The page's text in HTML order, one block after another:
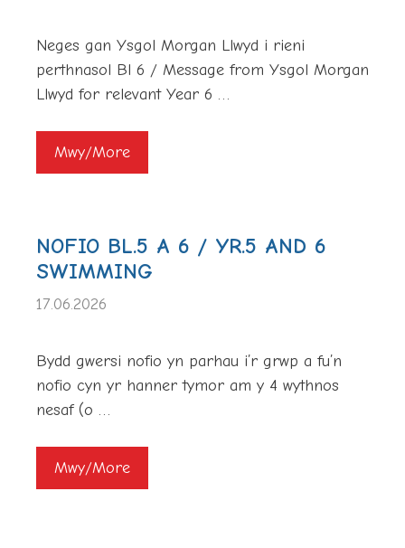
Neges gan Ysgol Morgan Llwyd i rieni
perthnasol Bl 6 / Message from Ysgol Morgan
Llwyd for relevant Year 6 …
Mwy/More
NOFIO BL.5 A 6 / YR.5 AND 6
SWIMMING
17.06.2026
Bydd gwersi nofio yn parhau i’r grwp a fu’n
nofio cyn yr hanner tymor am y 4 wythnos
nesaf (o …
Mwy/More